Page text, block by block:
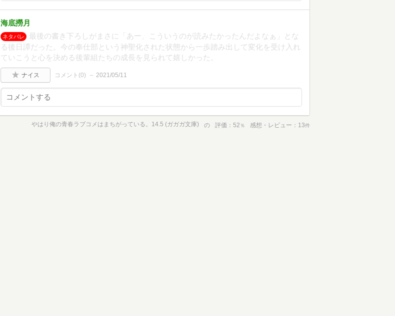
海底撈月
ネタバレ
最後の書き下ろしがまさに「あー、こういうのが読みたかったんだよなぁ」とな
る後日譚だった。今の奉仕部という神聖化された状態から一歩踏み出して変化を受け入れ
ていこうと心を決める後輩組たちの成長を見られて嬉しかった。
ナイス コメント(0) 2021/05/11
やはり俺の青春ラブコメはまちがっている。14.5 (ガガガ文庫) の 評価 52 ％ 感想・レビュー 13件